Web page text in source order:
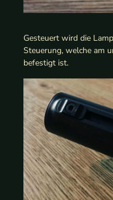
Gesteuert wird die
Steuerung, welche am
befestigt ist.